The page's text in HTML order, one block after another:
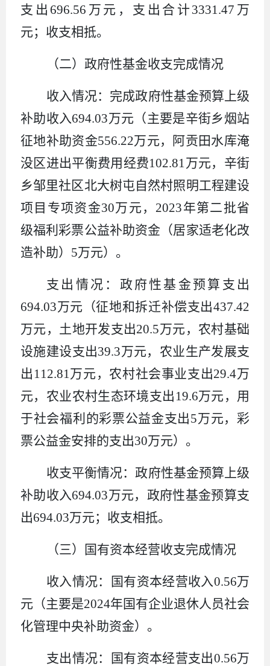
支出 696.56 万元， 支 出合计3331.47 万
元；收支相抵。
（二）政府性基金收支完成情况
收入情况：完成政府性基金预算上级
补助收入694.03万元 （主要是辛街乡烟站
征地补助资金556.22万元，阿贡田水库淹
没区进出平衡费用经费102.81 万元， 辛街
乡邹里社区北大树屯自然村照明工程建设
项目专项资金30万元 ， 2023年第二批省
级福利彩票公益补助资金（居家适老化改
造补助） 5万元） 。
支出情况：政府性基金预算支出
694.03万元（征地和拆迁补偿支出437.42
万元，土地开发支出20.5万元，农村基础
设施建设支出39.3万元，农业生产发展支
出 112.81 万元，农村社会事业支出29.4万
元，农业农村生态环境支出 19.6万元，用
于社会福利的彩票公益金支出5万元， 彩
票公益金安排的支出30万元）。
收支平衡情况：政府性基金预算上级
补助收入694.03万元，政府性基金预算支
出694.03万元；收支相抵。
（三）国有资本经营收支完成情况
收入情况：国有资本经营收入0.56万
元 （主要是2024年国有企业退休人员社会
化管理中央补助资金） 。
支出情况： 国有资本经营支出0.56万